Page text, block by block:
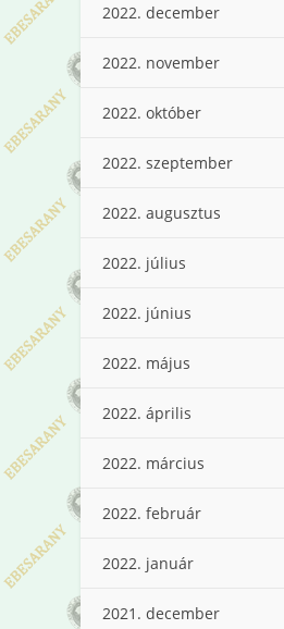
2022. december
2022. november
2022. október
2022. szeptember
2022. augusztus
2022. július
2022. június
2022. május
2022. április
2022. március
2022. február
2022. január
2021. december